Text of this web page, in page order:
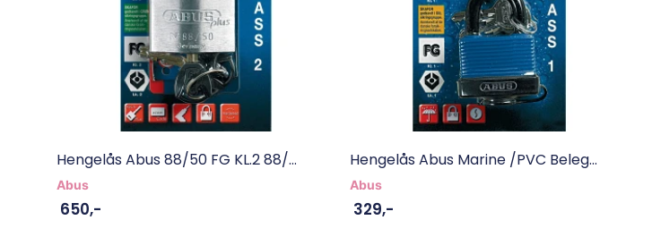
Hengelås Abus 88/50 FG KL.2 88/...
Abus
650,-
Hengelås Abus Marine /PVC Beleg...
Abus
329,-